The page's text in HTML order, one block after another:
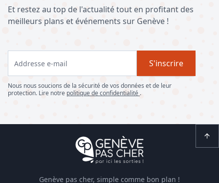
Et restez au top de l'actualité tout en profitant des
meilleurs plans et événements sur Genève !
S'inscrire
Nous nous soucions de la sécurité de vos données et de leur
protection. Lire notre politique de confidentialité .
Genève pas cher, simple comme bon plan !